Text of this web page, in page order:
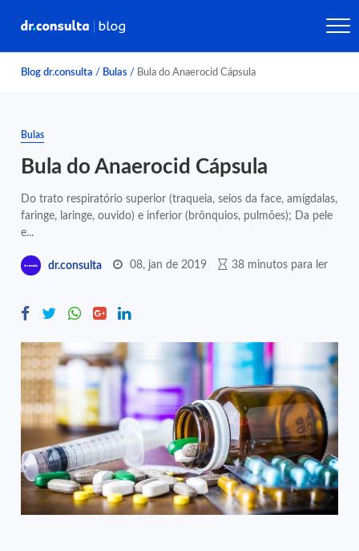
Blog dr.consulta / Bulas / Bula do Anaerocid Cápsula
Bulas
Bula do Anaerocid Cápsula
Do trato respiratório superior (traqueia, seios da face, amígdalas,
faringe, laringe, ouvido) e inferior (brônquios, pulmões); Da pele
e...
dr.consulta 08, jan de 2019 38 minutos para ler